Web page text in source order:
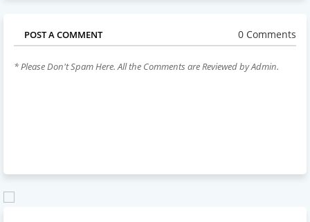
POST A COMMENT 0 Comments
* Please Don't Spam Here. All the Comments are Reviewed by Admin.